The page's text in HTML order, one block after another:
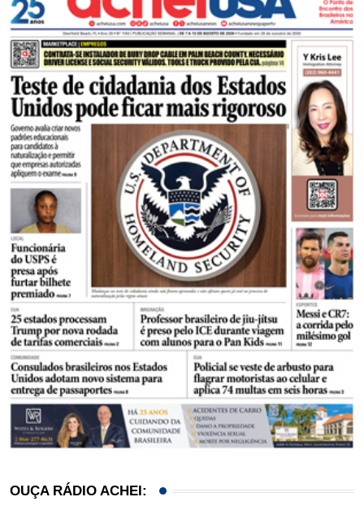
OUÇA RÁDIO ACHEI: